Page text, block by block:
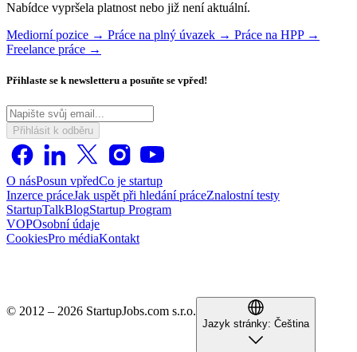
Nabídce vypršela platnost nebo již není aktuální.
Mediorní pozice → Práce na plný úvazek → Práce na HPP →
Freelance práce →
Přihlaste se k newsletteru a posuňte se vpřed!
Přihlásit k odběru
O násPosun vpředCo je startup
Inzerce práceJak uspět při hledání práceZnalostní testy
StartupTalkBlogStartup Program
VOPOsobní údaje
CookiesPro médiaKontakt
© 2012 – 2026 StartupJobs.com s.r.o.
Jazyk stránky: Čeština